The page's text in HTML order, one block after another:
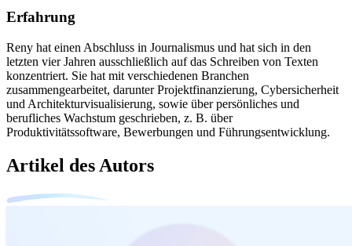
Erfahrung
Reny hat einen Abschluss in Journalismus und hat sich in den
letzten vier Jahren ausschließlich auf das Schreiben von Texten
konzentriert. Sie hat mit verschiedenen Branchen
zusammengearbeitet, darunter Projektfinanzierung, Cybersicherheit
und Architekturvisualisierung, sowie über persönliches und
berufliches Wachstum geschrieben, z. B. über
Produktivitätssoftware, Bewerbungen und Führungsentwicklung.
Artikel des Autors